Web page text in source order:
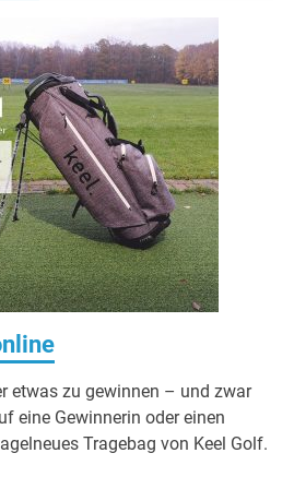
etwas zu gewinnen – und zwar
eine Gewinnerin oder einen
Tragebag von Keel Golf.